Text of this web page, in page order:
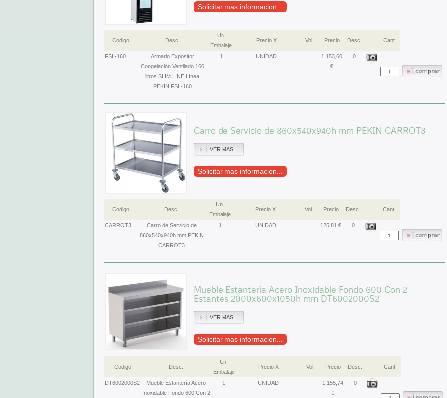
Solicitar mas informacion...
Codigo Desc.
Un.
Embalaje
Precio X Vol. Precio Desc. Cant.
FSL-160
Armario Expositor
Congelación Ventilado 160
litros SLIM LINE Línea
PEKIN FSL-160
1 UNIDAD
1.153,60
€
0
Carro de Servicio de 860x540x940h mm PEKIN CARROT3
VER MÁS...
Solicitar mas informacion...
Codigo Desc.
Un.
Embalaje
Precio X Vol. Precio Desc. Cant.
CARROT3
Carro de Servicio de
860x540x940h mm PEKIN
CARROT3
1 UNIDAD 125,81 € 0
Mueble Estantería Acero Inoxidable Fondo 600 Con 2
Estantes 2000x600x1050h mm DT6002000S2
VER MÁS...
Solicitar mas informacion...
Codigo Desc.
Un.
Embalaje
Precio X Vol. Precio Desc. Cant.
DT6002000S2
Mueble Estantería Acero
Inoxidable Fondo 600 Con 2
1 UNIDAD
1.155,74
€
0